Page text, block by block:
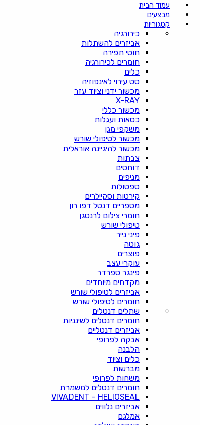
עמוד הבית
מבצעים
קטגוריות
כירורגיה
אביזרים להשתלות
חוטי תפירה
חומרים לכירורגיה
כלים
סט עירוי לאינפוזיה
מכשור ידני וציוד עזר
X-RAY
מכשור כללי
כסאות ועגלות
משקפי מגן
מכשור לטיפולי שורש
מכשור להיגיינה אוראלית
צבתות
דוחסים
מניפים
ספטולות
קירטות וסקיילרים
מספריים דנטל דפו רון
חומרי צילום לרנטגן
טיפולי שורש
פיני נייר
גוטה
פוצרים
עוקרי עצב
פינגר ספרדר
מקדחים מיוחדים
אביזרים לטיפולי שורש
חומרים לטיפולי שורש
שתלים דנטלים
חומרים דנטלים לשינניות
אביזרים דנטליים
אבקה לפרופי
הלבנה
כלים וציוד
מברשות
משחות לפרופי
חומרים דנטלים למשמרת
VIVADENT – HELIOSEAL
אביזרים נלווים
אמלגם